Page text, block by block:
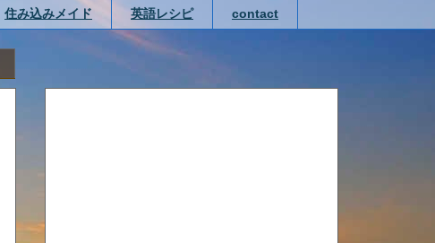
住み込みメイド 英語レシピ contact